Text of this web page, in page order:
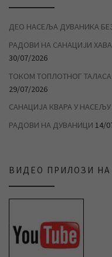
ДЕО НАСЕЉА ДУВАНИКА
РАДОВИ НА САНАЦИЈИ
30/07/2026
ТОКОМ ТОПЛОТНОГ
29/07/2026
САНАЦИЈА КВАРА У
РАДОВИ НА ДУВАНИЦИ 14/
ВИДЕО ПРИЛОЗИ